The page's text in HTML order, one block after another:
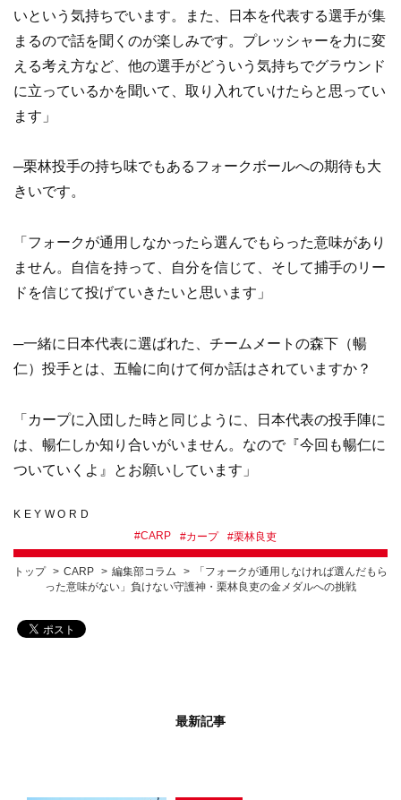
いという気持ちでいます。また、日本を代表する選手が集
まるので話を聞くのが楽しみです。プレッシャーを力に変
える考え方など、他の選手がどういう気持ちでグラウンド
に立っているかを聞いて、取り入れていけたらと思ってい
ます」
─栗林投手の持ち味でもあるフォークボールへの期待も大
きいです。
「フォークが通用しなかったら選んでもらった意味があり
ません。自信を持って、自分を信じて、そして捕手のリー
ドを信じて投げていきたいと思います」
─一緒に日本代表に選ばれた、チームメートの森下（暢
仁）投手とは、五輪に向けて何か話はされていますか？
「カープに入団した時と同じように、日本代表の投手陣に
は、暢仁しか知り合いがいません。なので『今回も暢仁に
ついていくよ』とお願いしています」
KEYWORD
#CARP #カープ #栗林良吏
トップ CARP 編集部コラム
「フォークが通用しなければ選んだもら
った意味がない」負けない守護神・栗林良吏の金メダルへの挑戦
最新記事